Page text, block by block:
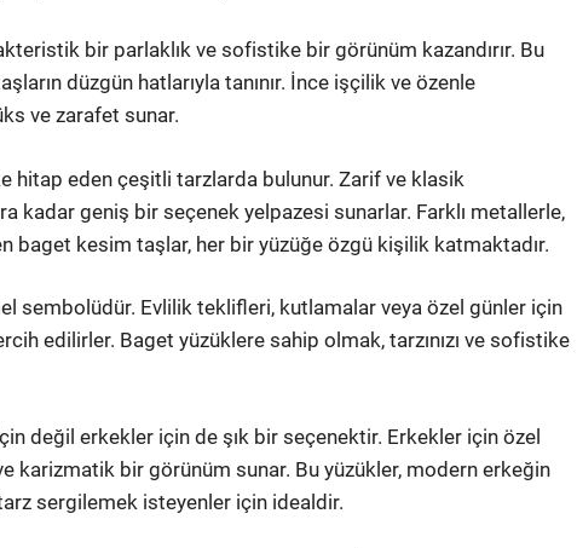
bir parlaklık ve sofistike bir görünüm kazandırır. Bu
düzgün hatlarıyla tanınır. İnce işçilik ve özenle
ve zarafet sunar.
hitap eden çeşitli tarzlarda bulunur. Zarif ve klasik
kadar geniş bir seçenek yelpazesi sunarlar. Farklı metallerle,
baget kesim taşlar, her bir yüzüğe özgü kişilik katmaktadır.
sembolüdür. Evlilik teklifleri, kutlamalar veya özel günler için
edilirler. Baget yüzüklere sahip olmak, tarzınızı ve sofistike
değil erkekler için de şık bir seçenektir. Erkekler için özel
karizmatik bir görünüm sunar. Bu yüzükler, modern erkeğin
sergilemek isteyenler için idealdir.